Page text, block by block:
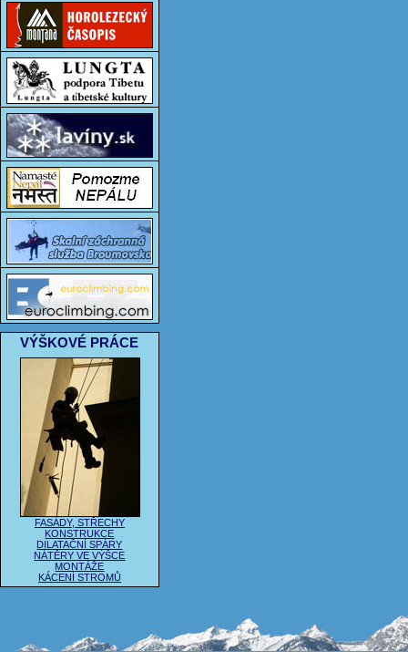
VÝŠKOVÉ PRÁCE
FASÁDY, STŘECHY
KONSTRUKCE
DILATAČNÍ SPÁRY
NÁTĚRY VE VÝŠCE
MONTÁŽE
KÁCENÍ STROMŮ